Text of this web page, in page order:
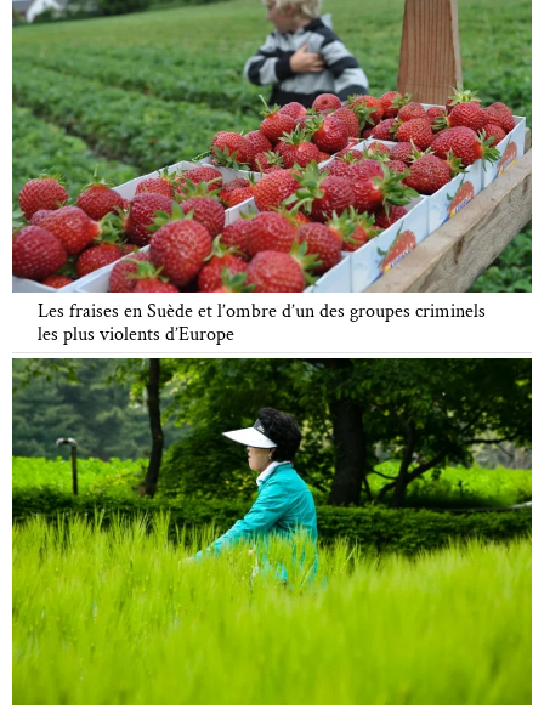
Les fraises en Suède et l’ombre d’un des groupes criminels
les plus violents d’Europe